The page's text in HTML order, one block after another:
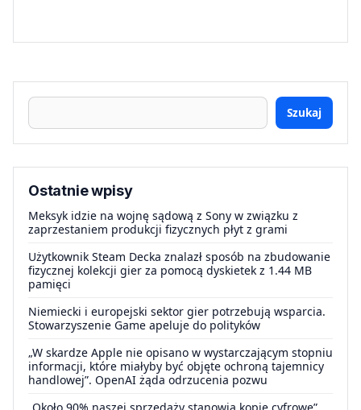
Szukaj
Ostatnie wpisy
Meksyk idzie na wojnę sądową z Sony w związku z
zaprzestaniem produkcji fizycznych płyt z grami
Użytkownik Steam Decka znalazł sposób na zbudowanie
fizycznej kolekcji gier za pomocą dyskietek z 1.44 MB
pamięci
Niemiecki i europejski sektor gier potrzebują wsparcia.
Stowarzyszenie Game apeluje do polityków
„W skardze Apple nie opisano w wystarczającym stopniu
informacji, które miałyby być objęte ochroną tajemnicy
handlowej”. OpenAI żąda odrzucenia pozwu